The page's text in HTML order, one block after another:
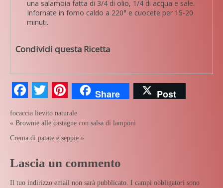
una salamoia fatta di 3/4 di olio, 1/4 di acqua e sale.
Infornate in forno caldo a 220° e cuocete per 15-20
minuti.
Condividi questa Ricetta
Facebook
TwitterPinterest
Share Post
focaccia lievito naturale
« Brownie alle castagne con salsa di lamponi
Crema di patate e seppie »
Lascia un commento
Il tuo indirizzo email non sarà pubblicato. I campi obbligatori sono